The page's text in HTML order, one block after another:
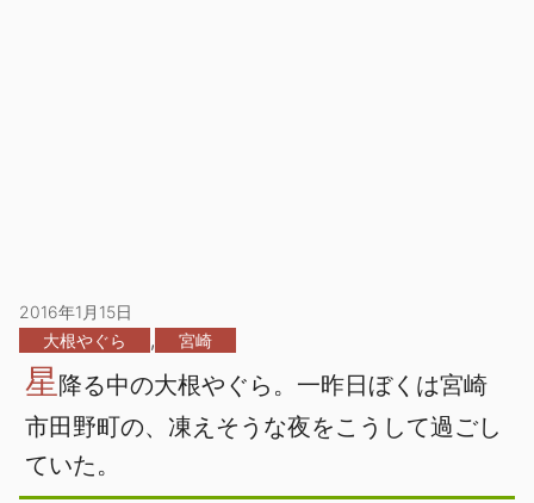
2016年1月15日
大根やぐら
, 宮崎
星降る中の大根やぐら。一昨日ぼくは宮崎
市田野町の、凍えそうな夜をこうして過ごし
ていた。